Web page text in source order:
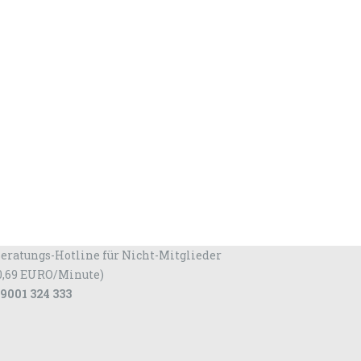
Hotline für Nicht-Mitglieder
EURO/Minute)
324 333